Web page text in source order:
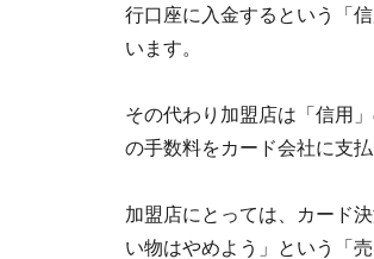
行口座に入金するという「
います。
その代わり加盟店は「信用
の手数料をカード会社に支払
加盟店にとっては、カード
い物はやめよう」という「